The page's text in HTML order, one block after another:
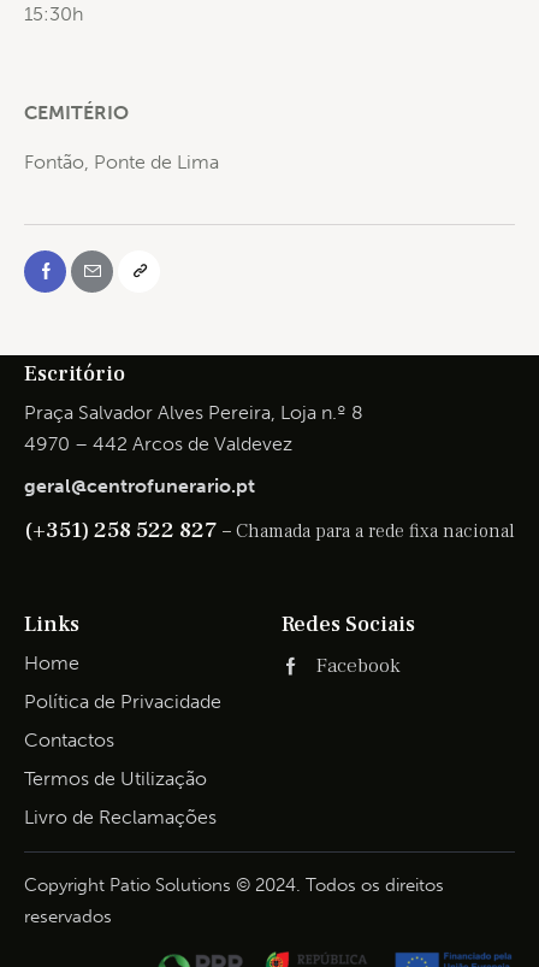
15:30h
CEMITÉRIO
Fontão, Ponte de Lima
Escritório
Praça Salvador Alves Pereira, Loja n.º 8
4970 – 442 Arcos de Valdevez
geral@centrofunerario.pt
(+351) 258 522 827 – Chamada para a rede fixa nacional
Links
Home
Política de Privacidade
Contactos
Termos de Utilização
Livro de Reclamações
Redes Sociais
Facebook
Copyright Patio Solutions © 2024. Todos os direitos
reservados